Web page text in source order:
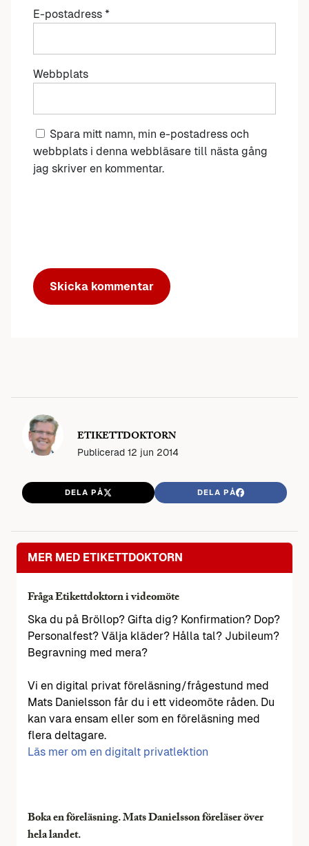
E-postadress *
Webbplats
Spara mitt namn, min e-postadress och
webbplats i denna webbläsare till nästa gång
jag skriver en kommentar.
ETIKETTDOKTORN
Publicerad 12 jun 2014
DELA PÅ DELA PÅ
MER MED ETIKETTDOKTORN
Fråga Etikettdoktorn i videomöte
Ska du på Bröllop? Gifta dig? Konfirmation? Dop?
Personalfest? Välja kläder? Hålla tal? Jubileum?
Begravning med mera?
Vi en digital privat föreläsning/frågestund med
Mats Danielsson får du i ett videomöte råden. Du
kan vara ensam eller som en föreläsning med
flera deltagare.
Läs mer om en digitalt privatlektion
Boka en föreläsning. Mats Danielsson föreläser över
hela landet.